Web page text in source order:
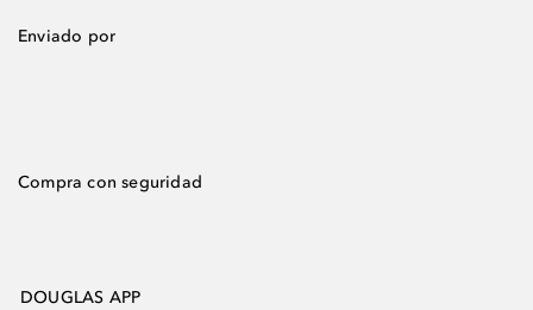
Enviado por
Compra con seguridad
DOUGLAS APP